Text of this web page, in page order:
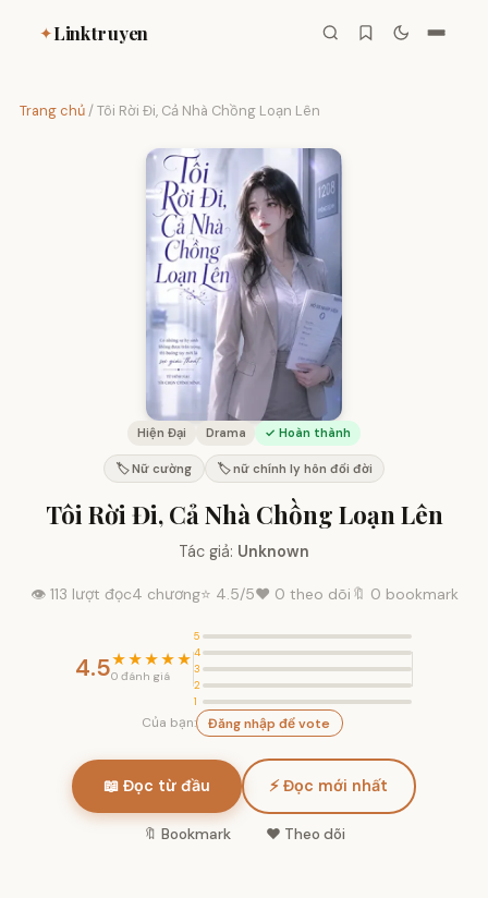
✦Linktruyen
Trang chủ /Tôi Rời Đi, Cả Nhà Chồng Loạn Lên
Hiện Đại Drama ✓ Hoàn thành
🏷️ Nữ cường 🏷️ nữ chính ly hôn đổi đời
Tôi Rời Đi, Cả Nhà Chồng Loạn Lên
Tác giả: Unknown
👁 113 lượt đọc4 chương⭐ 4.5/5❤️ 0 theo dõi 🔖 0 bookmark
4.5★★★★★
0 đánh giá
5
4
3
2
1
Của bạn: Đăng nhập để vote
📖 Đọc từ đầu ⚡ Đọc mới nhất
🔖 Bookmark ❤️ Theo dõi